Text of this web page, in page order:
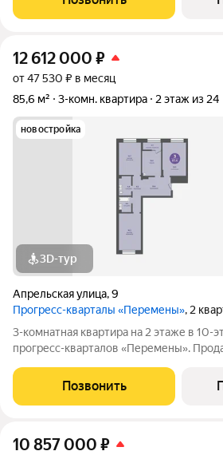
покупки. Бесплатное сопровождение по
12 612 000 ₽
от 47 530 ₽ в месяц
85,6 м²
3-комн. квартира 2 этаж из 24
новостройка
3D-тур
Апрельская улица,9
Прогресс-кварталы «Перемены», 2
3-комнатная квартира на 2 этаже в 10-
прогресс-кварталов «Перемены».
Индивидуальный подбор наиболее
покупки. Бесплатное сопровождение по
Позвонить
10 857 000 ₽